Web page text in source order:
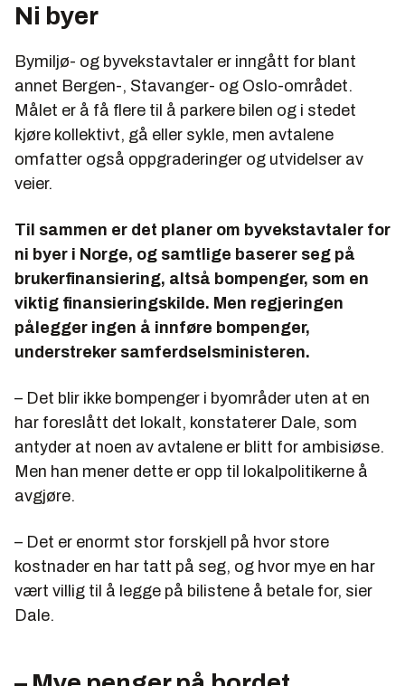
Ni byer
Bymiljø- og byvekstavtaler er inngått for blant
annet Bergen-, Stavanger- og Oslo-området.
Målet er å få flere til å parkere bilen og i stedet
kjøre kollektivt, gå eller sykle, men avtalene
omfatter også oppgraderinger og utvidelser av
veier.
Til sammen er det planer om byvekstavtaler for
ni byer i Norge, og samtlige baserer seg på
brukerfinansiering, altså bompenger, som en
viktig finansieringskilde. Men regjeringen
pålegger ingen å innføre bompenger,
understreker samferdselsministeren.
– Det blir ikke bompenger i byområder uten at en
har foreslått det lokalt, konstaterer Dale, som
antyder at noen av avtalene er blitt for ambisiøse.
Men han mener dette er opp til lokalpolitikerne å
avgjøre.
– Det er enormt stor forskjell på hvor store
kostnader en har tatt på seg, og hvor mye en har
vært villig til å legge på bilistene å betale for, sier
Dale.